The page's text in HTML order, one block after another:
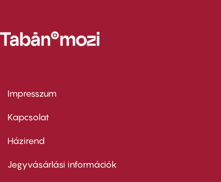
Footer
first
Impresszum
Kapcsolat
Footer
second
Házirend
Jegyvásárlási információk